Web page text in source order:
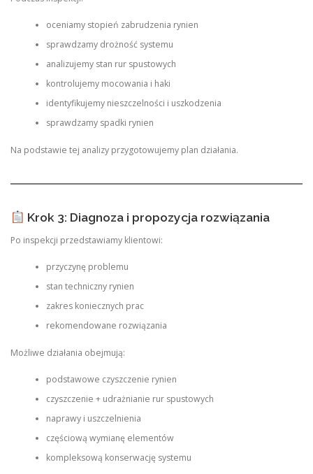
oceniamy stopień zabrudzenia rynien
sprawdzamy drożność systemu
analizujemy stan rur spustowych
kontrolujemy mocowania i haki
identyfikujemy nieszczelności i uszkodzenia
sprawdzamy spadki rynien
Na podstawie tej analizy przygotowujemy plan działania.
Krok 3: Diagnoza i propozycja rozwiązania
Po inspekcji przedstawiamy klientowi:
przyczynę problemu
stan techniczny rynien
zakres koniecznych prac
rekomendowane rozwiązania
Możliwe działania obejmują:
podstawowe czyszczenie rynien
czyszczenie + udrażnianie rur spustowych
naprawy i uszczelnienia
częściową wymianę elementów
kompleksową konserwację systemu